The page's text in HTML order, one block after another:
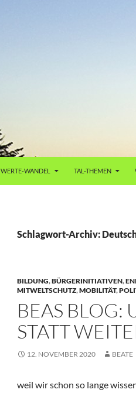
WERTE-WANDEL TAL-THEMEN
Schlagwort-Archiv:
BILDUNG,BÜRGERINITIATIVEN,
MITWELTSCHUTZ,MOBILITÄT,
BEAS BLOG:
STATT
12. NOVEMBER 2020 BEATE
weil wir schon so lange